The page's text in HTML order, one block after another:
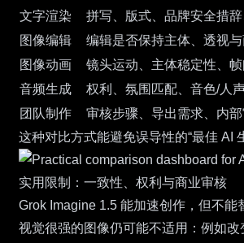
文字渲染
拼写、版式、品牌安全措
图像编辑
编辑是否保持主体、透视
图像动画
镜头运动、主体稳定性、
音频生成
权利、氛围匹配、音色/人
团队制作
审核步骤、导出需求、内
这种对比方式能避免误导性的“最佳 AI
实用限制：一致性、权利与商业审核
Grok Imagine 1.5 能加速创作，但不
视觉很强的图像仍可能不适用：例如